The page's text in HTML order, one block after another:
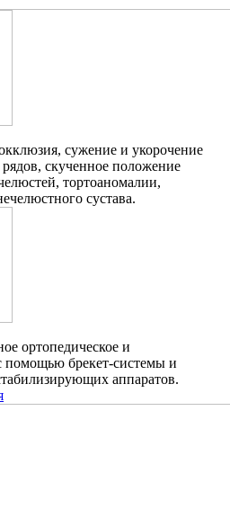
сужение и укорочение
скученное положение
тортоаномалии,
сустава.
ортопедическое и
помощью брекет-системы и
аппаратов.